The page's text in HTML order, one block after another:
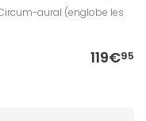
aural (englobe les
119€95